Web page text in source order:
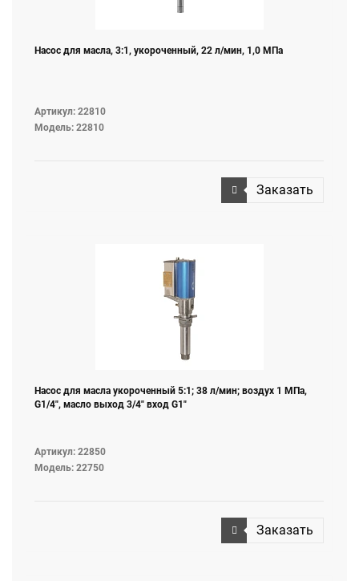
Насос для масла, 3:1, укороченный, 22 л/мин, 1,0 МПа
Артикул: 22810
Модель: 22810
Заказать
Насос для масла укороченный 5:1; 38 л/мин; воздух 1 МПа,
G1/4", масло выход 3/4" вход G1"
Артикул: 22850
Модель: 22750
Заказать